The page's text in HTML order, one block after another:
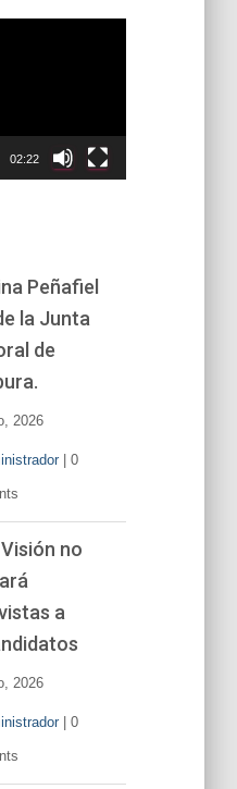
02:22
Peñafiel
la Junta
de
2026
| 0
no
a
2026
| 0